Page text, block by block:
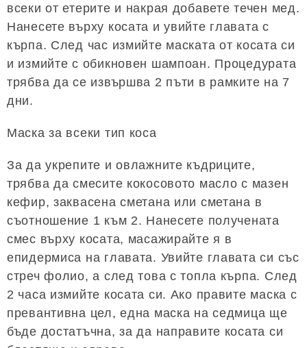
всеки от етерите и накрая добавете течен мед.
Нанесете върху косата и увийте главата с
кърпа. След час измийте маската от косата си
и измийте с обикновен шампоан. Процедурата
трябва да се извършва 2 пъти в рамките на 7
дни.
Маска за всеки тип коса
За да укрепите и овлажните къдриците,
трябва да смесите кокосовото масло с мазен
кефир, заквасена сметана или сметана в
съотношение 1 към 2. Нанесете получената
смес върху косата, масажирайте я в
епидермиса на главата. Увийте главата си със
стреч фолио, а след това с топла кърпа. След
2 часа измийте косата си. Ако правите маска с
превантивна цел, една маска на седмица ще
бъде достатъчна, за да направите косата си